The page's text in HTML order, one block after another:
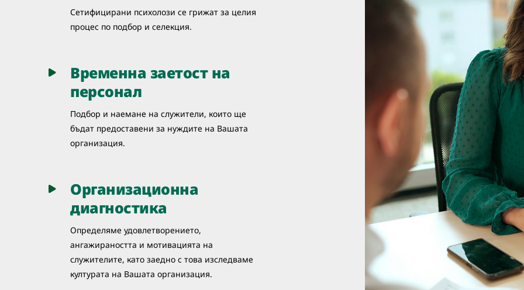
Сетифицирани психолози се грижат за целия
процес по подбор и селекция.
Временна заетост на
персонал
Подбор и наемане на служители, които ще
бъдат предоставени за нуждите на Вашата
организация.
Организационна
диагностика
Определяме удовлетворението,
ангажираността и мотивацията на
служителите, като заедно с това изследваме
културата на Вашата организация.